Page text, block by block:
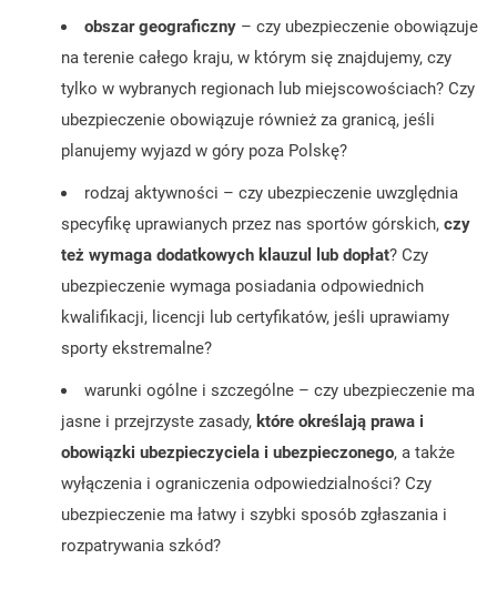
obszar geograficzny – czy ubezpieczenie obowiązuje
na terenie całego kraju, w którym się znajdujemy, czy
tylko w wybranych regionach lub miejscowościach? Czy
ubezpieczenie obowiązuje również za granicą, jeśli
planujemy wyjazd w góry poza Polskę?
rodzaj aktywności – czy ubezpieczenie uwzględnia
specyfikę uprawianych przez nas sportów górskich, czy
też wymaga dodatkowych klauzul lub dopłat? Czy
ubezpieczenie wymaga posiadania odpowiednich
kwalifikacji, licencji lub certyfikatów, jeśli uprawiamy
sporty ekstremalne?
warunki ogólne i szczególne – czy ubezpieczenie ma
jasne i przejrzyste zasady, które określają prawa i
obowiązki ubezpieczyciela i ubezpieczonego, a także
wyłączenia i ograniczenia odpowiedzialności? Czy
ubezpieczenie ma łatwy i szybki sposób zgłaszania i
rozpatrywania szkód?